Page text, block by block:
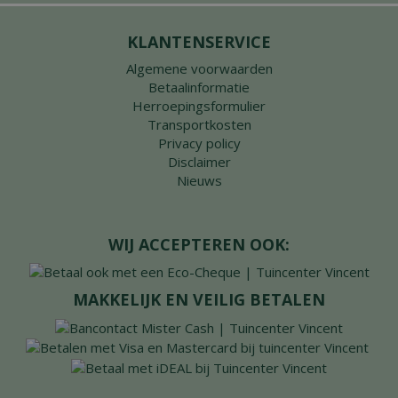
KLANTENSERVICE
Algemene voorwaarden
Betaalinformatie
Herroepingsformulier
Transportkosten
Privacy policy
Disclaimer
Nieuws
WIJ ACCEPTEREN OOK:
MAKKELIJK EN VEILIG BETALEN